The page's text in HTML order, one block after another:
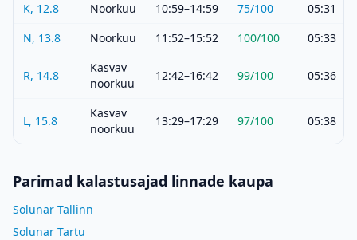
K, 12.8 Noorkuu 10:59–14:59 75/100
05:31
N, 13.8
Noorkuu 11:52–15:52 100/100 05:33
R, 14.8
Kasvav
noorkuu
12:42–16:42 99/100 05:36
L, 15.8
Kasvav
noorkuu
13:29–17:29 97/100 05:38
Parimad kalastusajad linnade kaupa
Solunar Tallinn
Solunar Tartu